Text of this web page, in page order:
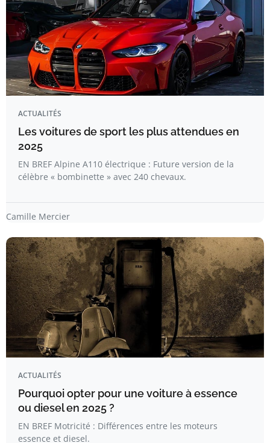
ACTUALITÉS
Les voitures de sport les plus attendues en
2025
EN BREF Alpine A110 électrique : Future version de la
célèbre « bombinette » avec 240 chevaux.
Camille Mercier
ACTUALITÉS
Pourquoi opter pour une voiture à essence
ou diesel en 2025 ?
EN BREF Motricité : Différences entre les moteurs
essence et diesel.